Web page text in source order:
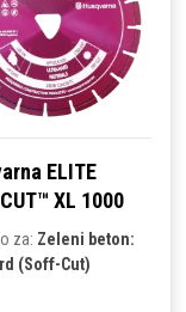
ELITE
XL 1000
za: Zeleni beton:
(Soff-Cut)